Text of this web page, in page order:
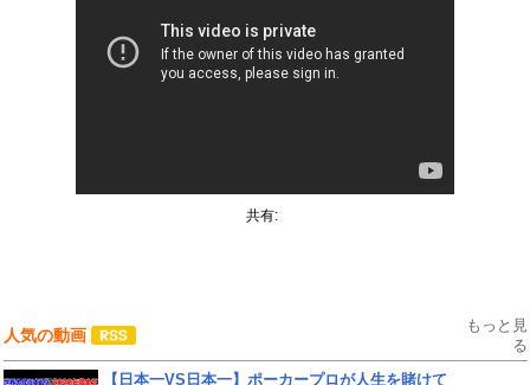
共有:
人気の動画
もっと見
る
【日本一VS日本一】ポーカープロが人生を賭けて